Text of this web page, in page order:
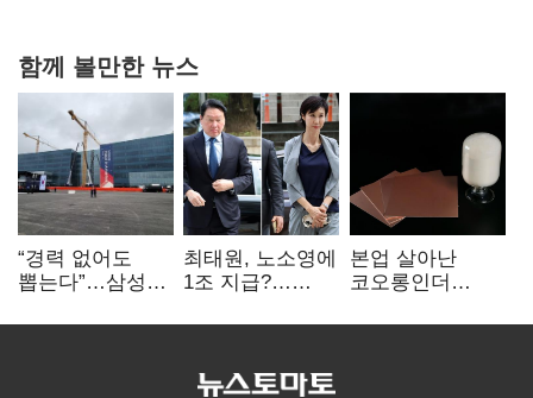
함께 볼만한 뉴스
“경력 없어도
뽑는다”…삼성
반도체 인재
최태원, 노소영에
1조 지급?…
본업 살아난
코오롱인더
배터리 소재로